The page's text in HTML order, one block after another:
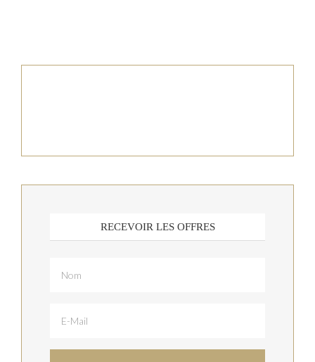
RECEVOIR LES OFFRES